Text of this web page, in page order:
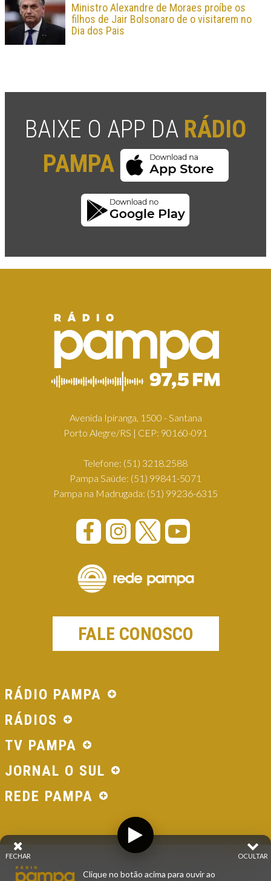
Ministro Alexandre de Moraes proíbe os
filhos de Jair Bolsonaro de o visitarem no
Dia dos Pais
BAIXE O APP DA RÁDIO
PAMPA
Avenida Ipiranga, 1500 - Santana
Porto Alegre/RS | CEP: 90160-091
Telefone: (51) 3218.2588
Pampa Saúde: (51) 99841-5071
Pampa na Madrugada: (51) 99236-6315
FALE CONOSCO
RÁDIO PAMPA
RÁDIOS
TV PAMPA
JORNAL O SUL
REDE PAMPA
© 2026 - Direitos Reservados - Rádio Pampa - Rede
Pampa de Comunicação | RS - Brasil.
OCULTAR
FECHAR
Clique no botão acima para ouvir ao